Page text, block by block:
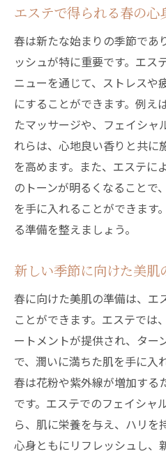
心身ともに整う春のエ
出会おう
エステで得られる
果
新しい自分を発見
精神的リラクゼー
春のエステ体験で
エステで迎える新
備
心身のバランスを整
スキンケアを
エステが叶える春
プロのエステで進
一歩進んだスキン
エステで作る春の
春の美肌実現に向
エステを通じて得
識
エステで得られる春の心
春は新たな始まりの季節であ
ッシュが特に重要です。エス
ニューを通じて、ストレスや
にすることができます。例え
たマッサージや、フェイシャ
れらは、心地良い香りと共に
を高めます。また、エステに
のトーンが明るくなることで
を手に入れることができます
る準備を整えましょう。
新しい季節に向けた美肌
春に向けた美肌の準備は、エ
ことができます。エステでは
ートメントが提供され、ター
で、潤いに満ちた肌を手に入
春は花粉や紫外線が増加する
です。エステでのフェイシャ
ら、肌に栄養を与え、ハリを
心身ともにリフレッシュし、